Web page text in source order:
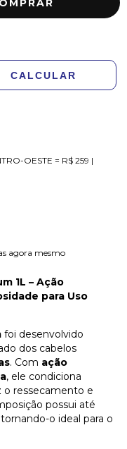
CALCULAR
OESTE = R$ 259 |
agora mesmo
1L – Ação
para Uso
foi desenvolvido
dos cabelos
. Com ação
, ele condiciona
o ressecamento e
possui até
tornando-o ideal para o